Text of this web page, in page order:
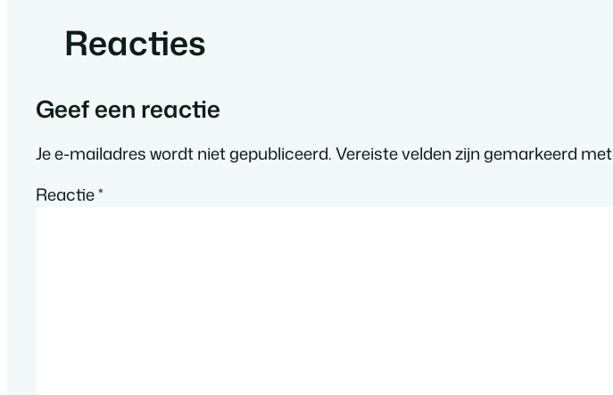
Reacties
Geef een reactie
Je e-mailadres wordt niet gepubliceerd.Vereiste velden zijn gemarkeerd met
Reactie*